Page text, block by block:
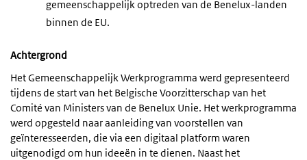
gemeenschappelijk optreden van de Benelux-landen
binnen de EU.
Achtergrond
Het Gemeenschappelijk Werkprogramma werd gepresenteerd
tijdens de start van het Belgische Voorzitterschap van het
Comité van Ministers van de Benelux Unie. Het werkprogramma
werd opgesteld naar aanleiding van voorstellen van
geïnteresseerden, die via een digitaal platform waren
uitgenodigd om hun ideeën in te dienen. Naast het